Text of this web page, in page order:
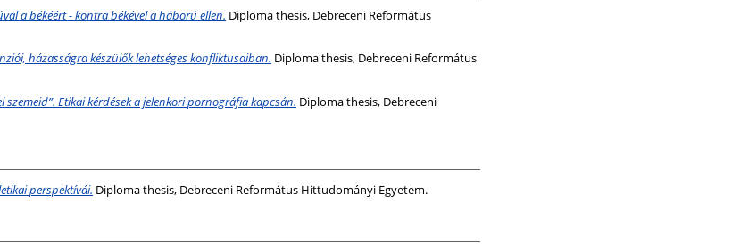
a békéért - kontra békével a háború ellen. Diploma thesis, Debreceni Református
házasságra készülők lehetséges konfliktusaiban. Diploma thesis, Debreceni Református
szemeid”. Etikai kérdések a jelenkori pornográfia kapcsán. Diploma thesis, Debreceni
perspektívái. Diploma thesis, Debreceni Református Hittudományi Egyetem.